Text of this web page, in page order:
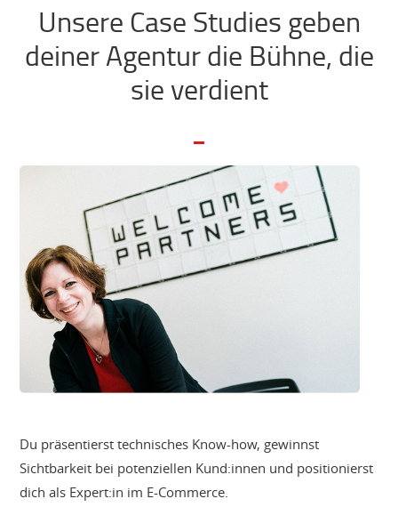
Unsere Case Studies geben
deiner Agentur die Bühne, die
sie verdient
Du präsentierst technisches Know-how, gewinnst
Sichtbarkeit bei potenziellen Kund:innen und positionierst
dich als Expert:in im E-Commerce.